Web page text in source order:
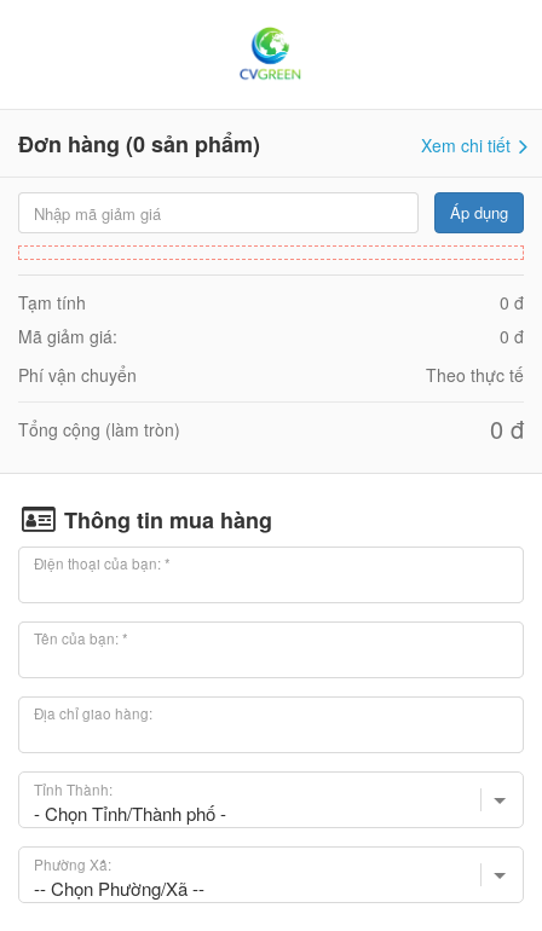
Đơn hàng (0 sản phẩm) Xem chi tiết
Áp dụng
Tạm tính 0 đ
Mã giảm giá:
0 đ
Phí vận chuyển
Theo thực tế
Tổng cộng (làm tròn) 0 đ
Thông tin mua hàng
Điện thoại của bạn: *
Tên của bạn: *
Địa chỉ giao hàng:
Tỉnh Thành:
- Chọn Tỉnh/Thành phố -
Phường Xã:
-- Chọn Phường/Xã --